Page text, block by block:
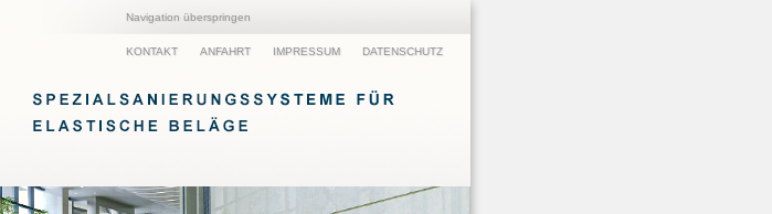
Navigation überspringen
KONTAKT ANFAHRT IMPRESSUM DATENSCHUTZ